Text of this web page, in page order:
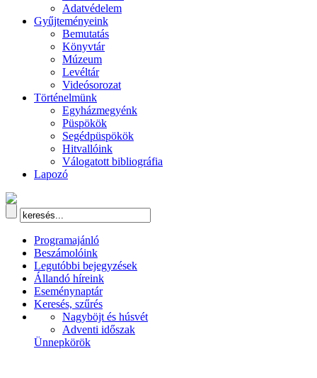
Adatvédelem
Gyűjteményeink
Bemutatás
Könyvtár
Múzeum
Levéltár
Videósorozat
Történelmünk
Egyházmegyénk
Püspökök
Segédpüspökök
Hitvallóink
Válogatott bibliográfia
Lapozó
Programajánló
Beszámolóink
Legutóbbi bejegyzések
Állandó híreink
Eseménynaptár
Keresés, szűrés
Nagyböjt és húsvét
Adventi időszak
Ünnepkörök